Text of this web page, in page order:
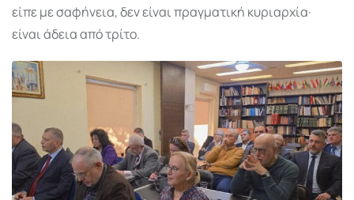
είπε με σαφήνεια, δεν είναι πραγματική κυριαρχία·
είναι άδεια από τρίτο.